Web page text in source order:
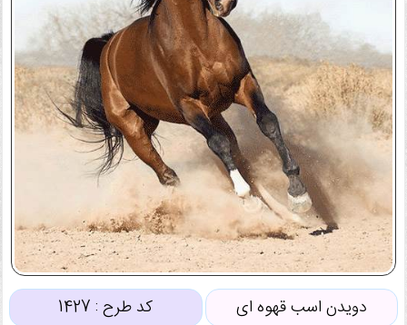
دویدن اسب قهوه ای کد طرح : 1427